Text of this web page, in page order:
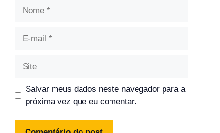
Salvar meus dados neste navegador para a
próxima vez que eu comentar.